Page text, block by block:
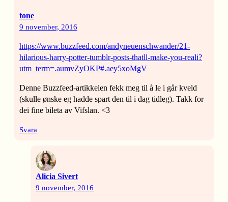
tone
9 november, 2016
https://www.buzzfeed.com/andyneuenschwander/21-
hilarious-harry-potter-tumblr-posts-thatll-make-you-reali?
utm_term=.aumvZyOKP#.aey5xoMgV
Denne Buzzfeed-artikkelen fekk meg til å le i går kveld
(skulle ønske eg hadde spart den til i dag tidleg). Takk for
dei fine bileta av Vifslan. <3
Svara
Alicia Sivert
9 november, 2016